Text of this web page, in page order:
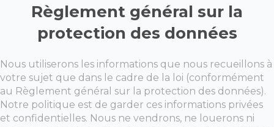
Règlement général sur la
protection des données
Nous utiliserons les informations que nous recueillons à
votre sujet que dans le cadre de la loi (conformément
au Règlement général sur la protection des données).
Notre politique est de garder ces informations privées
et confidentielles. Nous ne vendrons, ne louerons ni